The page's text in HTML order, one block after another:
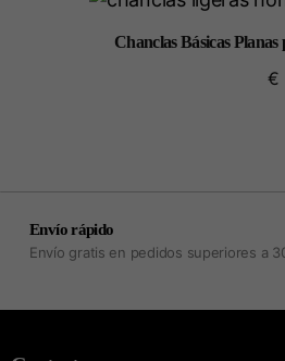
Chanclas Básicas
€
Envío rápido
Envío gratis en pedidos superiores a